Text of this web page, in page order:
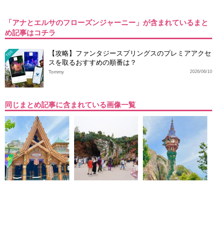
「アナとエルサのフローズンジャーニー」が含まれているまと
め記事はコチラ
TDS
【攻略】ファンタジースプリングスのプレミアアクセ
スを取るおすすめの順番は？
2026/06/10
Tommy
同じまとめ記事に含まれている画像一覧